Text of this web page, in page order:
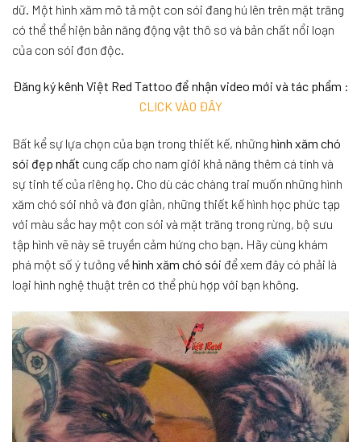
dữ. Một hình xăm mô tả một con sói đang hú lên trên mặt trăng
có thể thể hiện bản năng động vật thô sơ và bản chất nổi loạn
của con sói đơn độc.
Đăng ký kênh Việt Red Tattoo để nhận video mới và tác phẩm :
CLICK VÀO ĐÂY
Bất kể sự lựa chọn của bạn trong thiết kế, những hình xăm chó
sói đẹp nhất cung cấp cho nam giới khả năng thêm cá tính và
sự tinh tế của riêng họ. Cho dù các chàng trai muốn những hình
xăm chó sói nhỏ và đơn giản, những thiết kế hình học phức tạp
với màu sắc hay một con sói và mặt trăng trong rừng, bộ sưu
tập hình vẽ này sẽ truyền cảm hứng cho bạn. Hãy cùng khám
phá một số ý tưởng vềhình xăm chó sói để xem đây có phải là
loại hình nghệ thuật trên cơ thể phù hợp với bạn không.